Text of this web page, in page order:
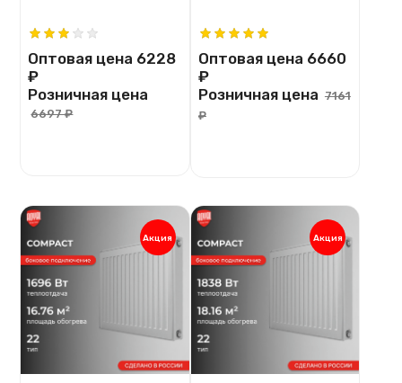
Оптовая цена 6228
₽
Розничная цена
6697 ₽
Оптовая цена 6660
₽
Розничная цена 7161
₽
Акция Акция